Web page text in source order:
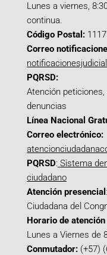
Lunes a viernes,
continua.
Código Postal:
Correo
PQRSD:
Atención
denuncias
Línea Nacional
Correo electrónico:
PQRSD: Sistema
ciudadano
Atención presencial
Ciudadana del
Horario de
Lunes a Viernes de
Conmutador: (+57)